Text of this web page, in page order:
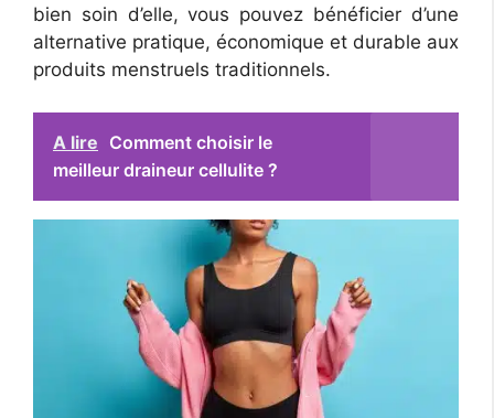
bien soin d’elle, vous pouvez bénéficier d’une
alternative pratique, économique et durable aux
produits menstruels traditionnels.
A lire Comment choisir le
meilleur draineur cellulite ?